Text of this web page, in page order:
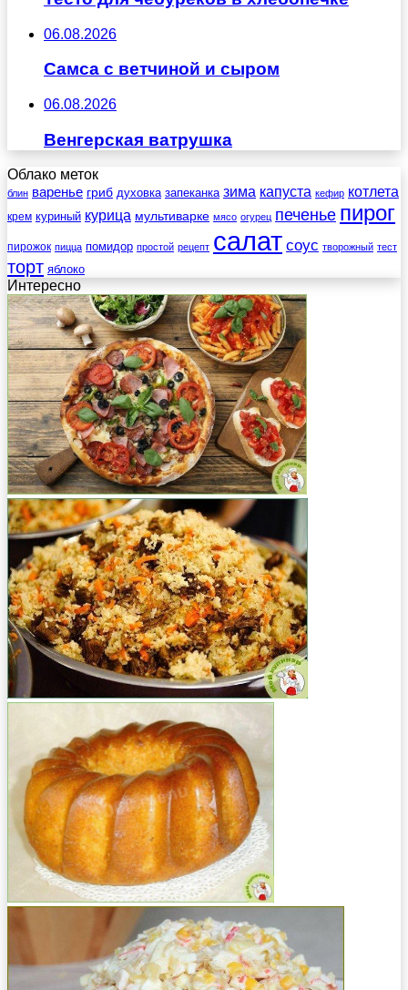
06.08.2026
Самса с ветчиной и сыром
06.08.2026
Венгерская ватрушка
Облако меток
блин варенье гриб духовка запеканка зима капуста кефир котлета
крем куриный курица мультиварке мясо огурец печенье пирог
пирожок пицца помидор простой рецепт салат соус творожный тест
торт яблоко
Интересно